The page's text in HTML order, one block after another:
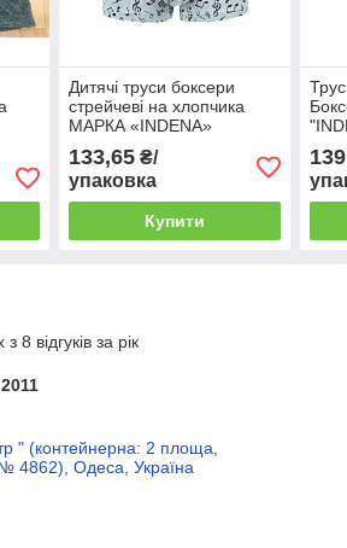
Дитячі труси боксери
стрейчеві на хлопчика
МАРКА «INDENA»
133,65₴/
упаковка
Купити
8 відгуків за рік
" (контейнерна: 2 площа,
4862), Одеса, Україна